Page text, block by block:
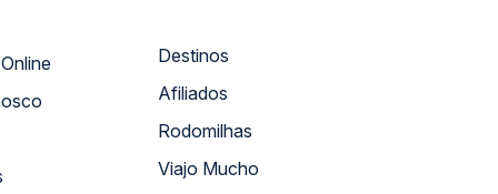
Atendimento Online
Destinos
Afiliados
Rodomilhas
Viajo Mucho